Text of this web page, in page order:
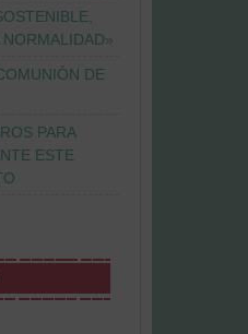
NORMALIDAD»
DE
PARA
ESTE